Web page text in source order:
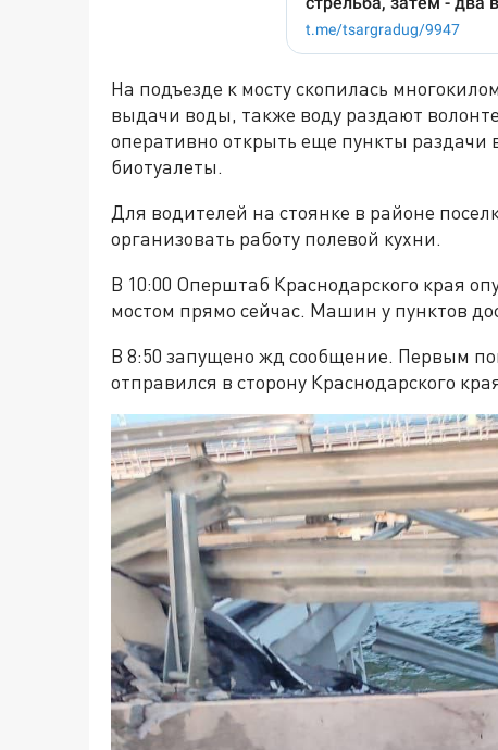
На подъезде к мосту скопилась
выдачи воды, также воду раздают
оперативно открыть еще пункты раздачи
биотуалеты.
Для водителей на стоянке в районе
организовать работу полевой кухни.
В 10:00 Оперштаб Краснодарского края
мостом прямо сейчас. Машин у пунктов
В 8:50 запущено жд сообщение. Первым
отправился в сторону Краснодарского